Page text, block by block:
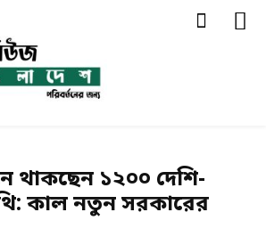
থাকছেন ১২০০ দেশি-
কাল নতুন সরকারের